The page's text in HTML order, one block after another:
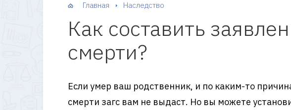
Главная Наследство
Как составить
смерти?
Если умер ваш родственник, и по каким-то
смерти загс вам не выдаст. Но вы можете